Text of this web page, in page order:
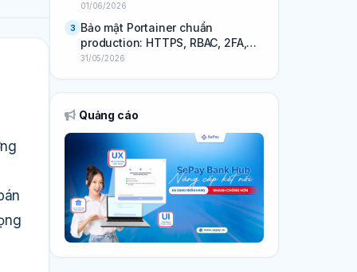
01/06/2026
3
Bảo mật Portainer chuẩn
production: HTTPS, RBAC, 2FA,
backup
31/05/2026
Quảng cáo